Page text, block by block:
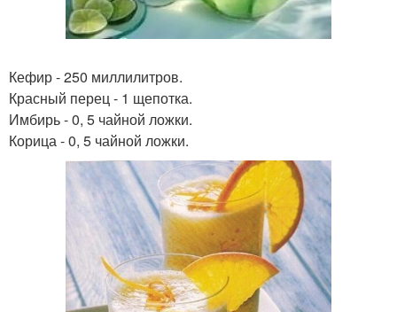
Кефир - 250 миллилитров.
Красный перец - 1 щепотка.
Имбирь - 0, 5 чайной ложки.
Корица - 0, 5 чайной ложки.